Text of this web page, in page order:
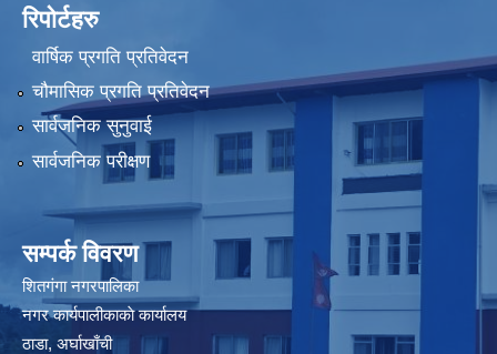
रिपोर्टहरु
वार्षिक प्रगति प्रतिवेदन
चौमासिक प्रगति प्रतिवेदन
सार्वजनिक सुनुवाई
सार्वजनिक परीक्षण
सम्पर्क विवरण
शितगंगा नगरपालिका
नगर कार्यपालीकाकाे कार्यालय
ठाडा, अर्घाखाँची